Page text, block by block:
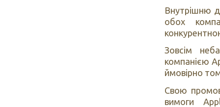
Внутрішню
обох
Зовсім
компанією
ймовірно
Свою
вимоги